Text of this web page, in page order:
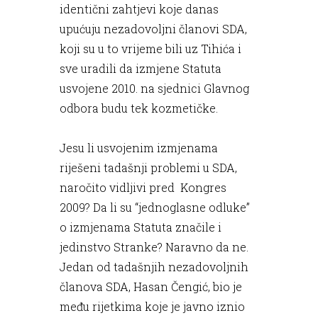
identični zahtjevi koje danas
upućuju nezadovoljni članovi SDA,
koji su u to vrijeme bili uz Tihića i
sve uradili da izmjene Statuta
usvojene 2010. na sjednici Glavnog
odbora budu tek kozmetičke.
Jesu li usvojenim izmjenama
riješeni tadašnji problemi u SDA,
naročito vidljivi pred Kongres
2009? Da li su “jednoglasne odluke”
o izmjenama Statuta značile i
jedinstvo Stranke? Naravno da ne.
Jedan od tadašnjih nezadovoljnih
članova SDA, Hasan Čengić, bio je
među rijetkima koje je javno iznio